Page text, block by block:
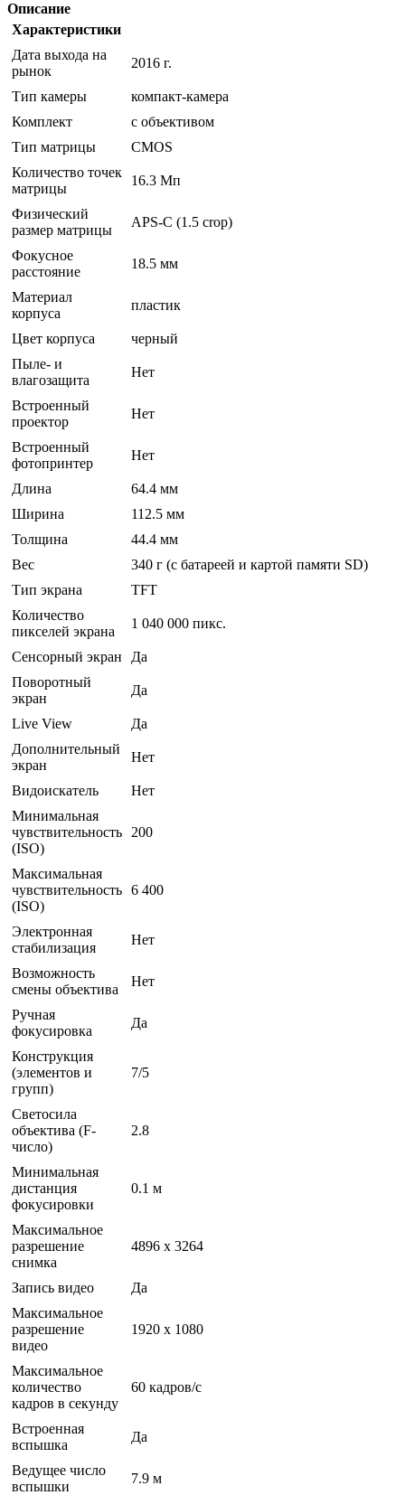
Описание
Характеристики
Дата выхода на
рынок
2016 г.
Тип камеры
компакт-камера
Комплект
с объективом
Тип матрицы
CMOS
Количество точек
матрицы
16.3 Мп
Физический
размер матрицы
APS-C (1.5 crop)
Фокусное
расстояние
18.5 мм
Материал
корпуса
пластик
Цвет корпуса
черный
Пыле- и
влагозащита
Нет
Встроенный
проектор
Нет
Встроенный
фотопринтер
Нет
Длина
64.4 мм
Ширина
112.5 мм
Толщина
44.4 мм
Вес
340 г (с батареей и картой памяти SD)
Тип экрана
TFT
Количество
пикселей экрана
1 040 000 пикс.
Сенсорный экран
Да
Поворотный
экран
Да
Live View
Да
Дополнительный
экран
Нет
Видоискатель
Нет
Минимальная
чувствительность
(ISO)
200
Максимальная
чувствительность
(ISO)
6 400
Электронная
стабилизация
Нет
Возможность
смены объектива
Нет
Ручная
фокусировка
Да
Конструкция
(элементов и
групп)
7/5
Светосила
объектива (F-
число)
2.8
Минимальная
дистанция
фокусировки
0.1 м
Максимальное
разрешение
снимка
4896 x 3264
Запись видео
Да
Максимальное
разрешение
видео
1920 x 1080
Максимальное
количество
кадров в секунду
60 кадров/с
Встроенная
вспышка
Да
Ведущее число
вспышки
7.9 м